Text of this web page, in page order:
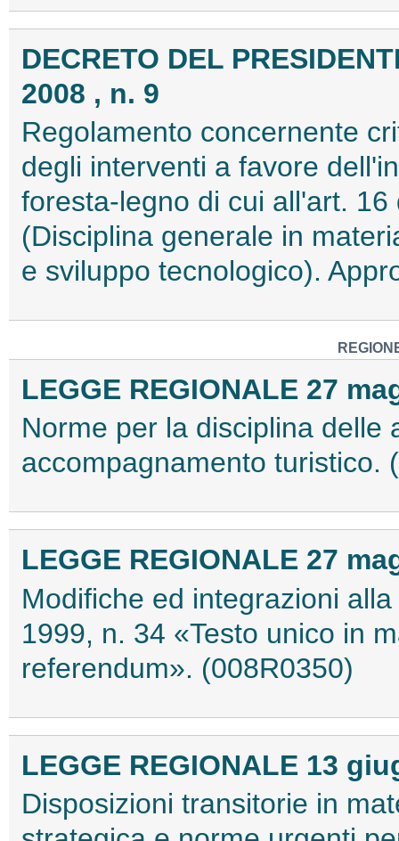
DECRETO DEL
2008 , n. 9
Regolamento concernente
degli interventi a favore
foresta-legno di cui all'art.
(Disciplina generale in
e sviluppo tecnologico).
LEGGE REGIONALE 27
Norme per la disciplina delle
accompagnamento turistico.
LEGGE REGIONALE 27
Modifiche ed integrazioni
1999, n. 34 «Testo unico in
referendum». (008R0350)
LEGGE REGIONALE 13
Disposizioni transitorie in